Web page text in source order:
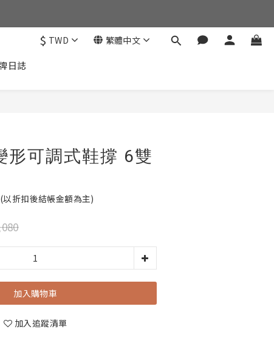
$ TWD 繁體中文
日誌
形可調式鞋撐 6雙
折扣後結帳金額為主)
加入購物車
加入追蹤清單